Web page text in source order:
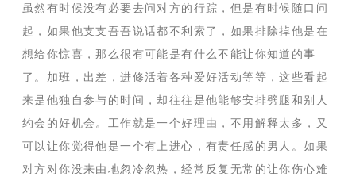
虽然有时候没有必要去问对方的行踪，但是有时候随口问
起，如果他支支吾吾说话都不利索了，如果排除掉他是在
想给你惊喜，那么很有可能是有什么不能让你知道的事
了。加班，出差，进修活着各种爱好活动等等，这些看起
来是他独自参与的时间，却往往是他能够安排劈腿和别人
约会的好机会。工作就是一个好理由，不用解释太多，又
可以让你觉得他是一个有上进心，有责任感的男人。如果
对方对你没来由地忽冷忽热，经常反复无常的让你伤心难